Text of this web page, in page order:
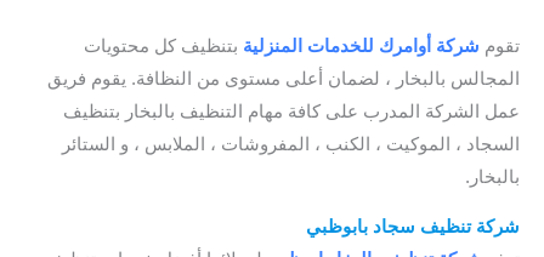
تقوم شركة أوامرك للخدمات المنزلية بتنظيف كل محتويات
المجالس بالبخار ، لضمان أعلى مستوى من النظافة. يقوم فريق
عمل الشركة المدرب على كافة مهام التنظيف بالبخار بتنظيف
السجاد ، الموكيت ، الكنب ، المفروشات ، الملابس ، و الستائر
بالبخار.
شركة تنظيف سجاد بابوظبي